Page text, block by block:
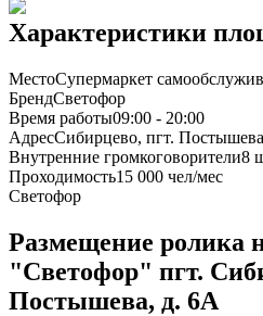
Характеристики
МестоСупермаркет
БрендСветофор
Время работы09:00 - 20:00
АдресСибирцево, пгт.
Внутренние громкоговорители8
Проходимость15 000 чел/мес
Светофор
Размещение ролика
"Светофор" пгт.
Постышева, д. 6А